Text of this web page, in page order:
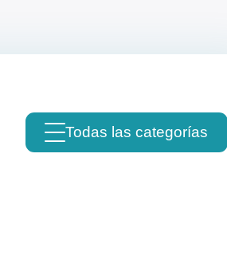
Todas las categorías